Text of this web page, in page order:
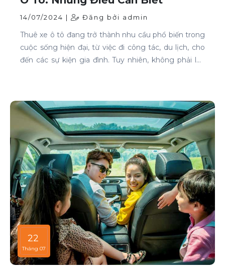
14/07/2024 | Đăng bởi admin
Thuê xe ô tô đang trở thành nhu cầu phổ biến trong
cuộc sống hiện đại, từ việc đi công tác, du lịch, cho
đến các sự kiện gia đình. Tuy nhiên, không phải lúc
cao điểm khi thuê xe ô tô và những lưu ý để thuê xe
một cách thông minh và tiết kiệm.
22
Tháng 07